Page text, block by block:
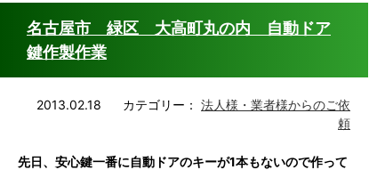
名古屋市 緑区 大高町丸の内 自動ドア
鍵作製作業
2013.02.18 カテゴリー： 法人様・業者様からのご依
頼
先日、 安心鍵一番に自動ドアのキーが1本もないので作って